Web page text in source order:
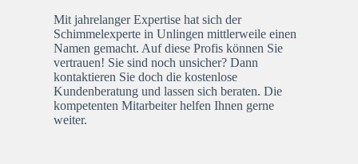
Mit jahrelanger Expertise hat sich der
Schimmelexperte in Unlingen mittlerweile einen
Namen gemacht. Auf diese Profis können Sie
vertrauen! Sie sind noch unsicher? Dann
kontaktieren Sie doch die kostenlose
Kundenberatung und lassen sich beraten. Die
kompetenten Mitarbeiter helfen Ihnen gerne
weiter.